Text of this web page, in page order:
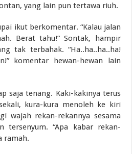
yang lain pun tertawa riuh.
ikut berkomentar. “Kalau jalan
Berat tahu!” Sontak, hampir
tak terbahak. “Ha..ha..ha..ha!
komentar hewan-hewan lain
saja tenang. Kaki-kakinya terus
kura-kura menoleh ke kiri
wajah rekan-rekannya sesama
tersenyum. “Apa kabar rekan-
ramah.